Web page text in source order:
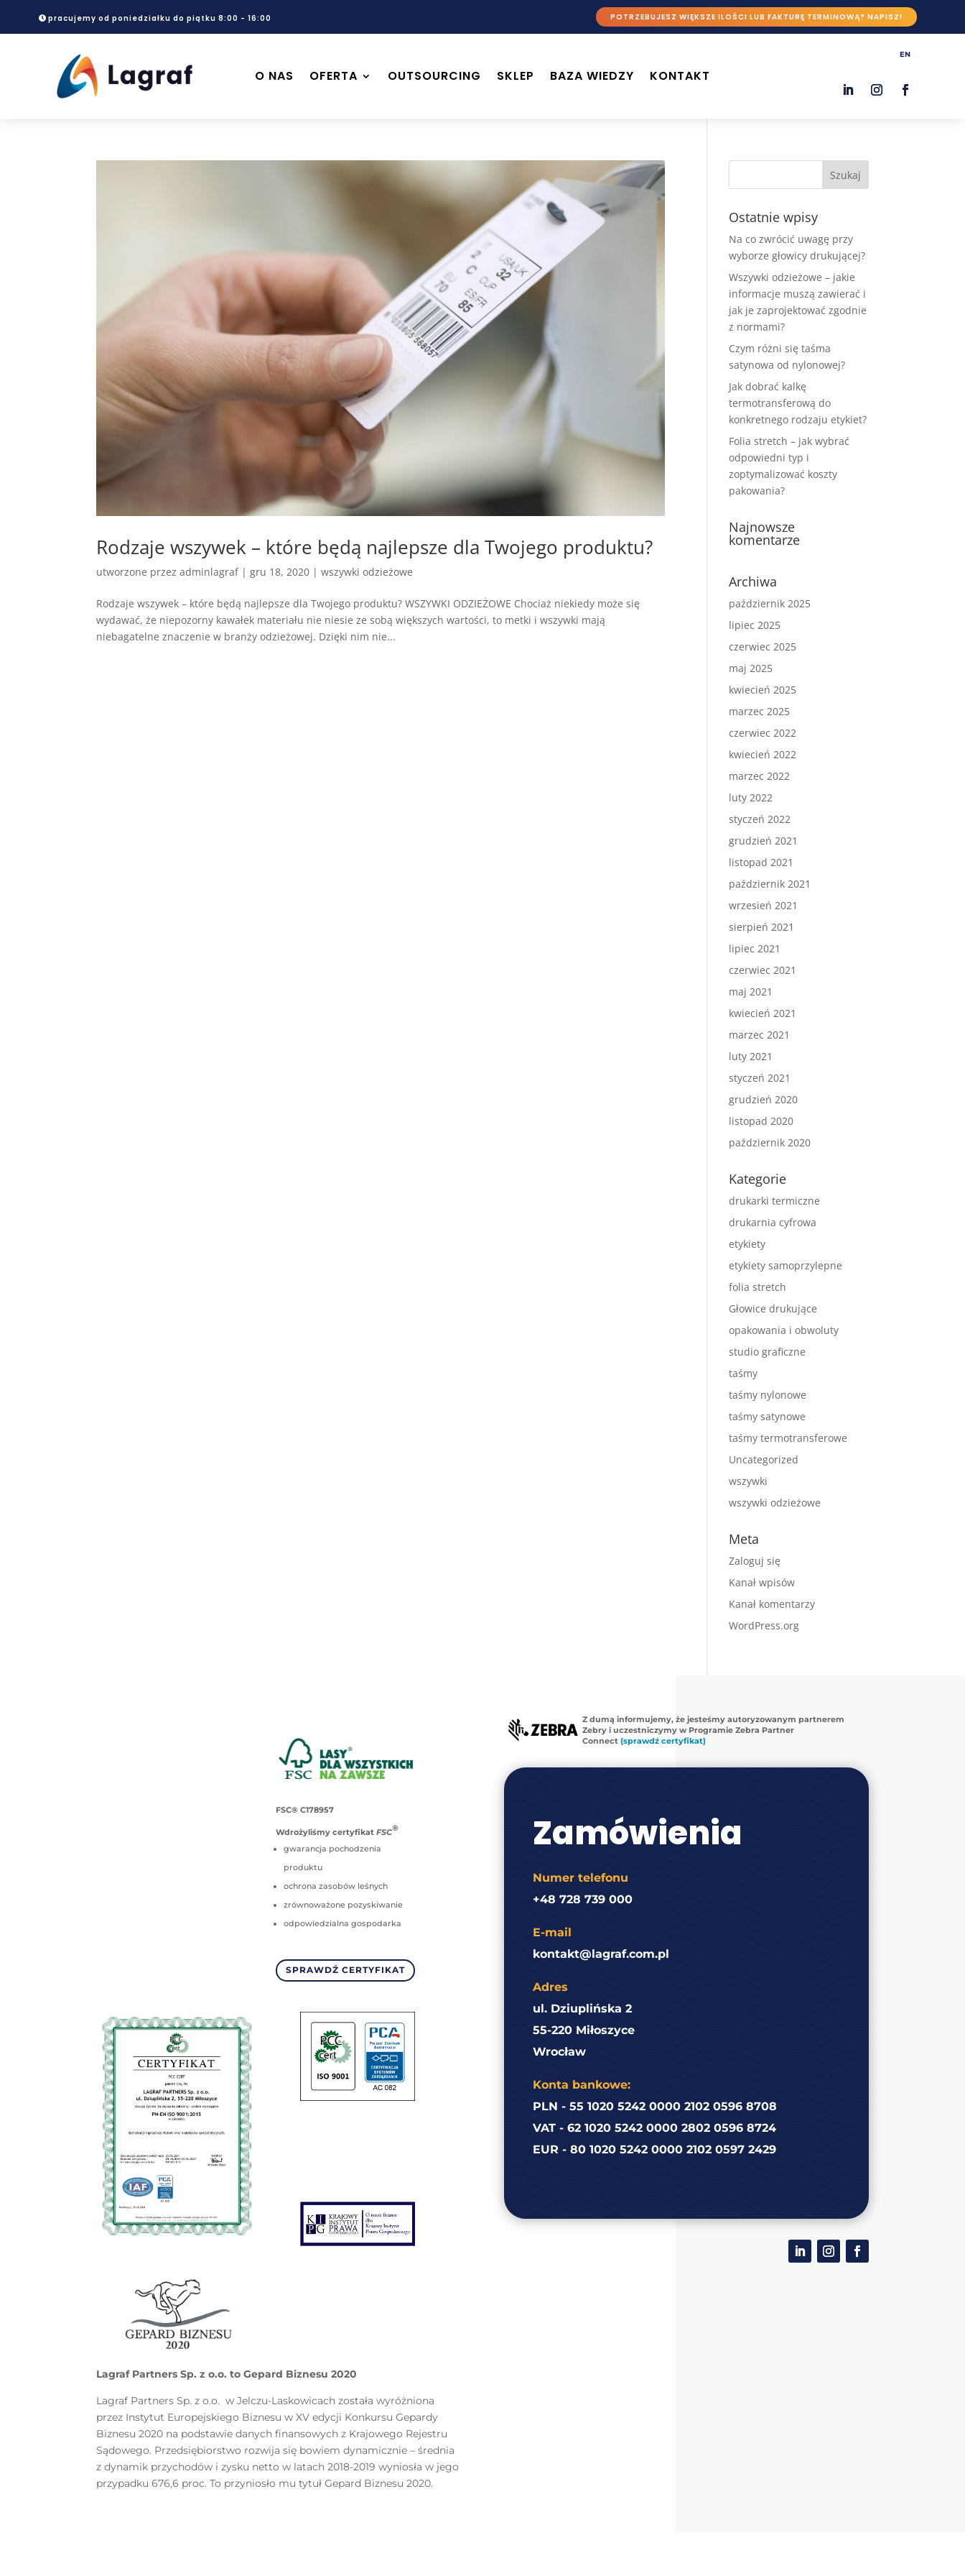
pracujemy od poniedziałku do piątku 8:00 - 16:00 POTRZEBUJESZ WIĘKSZE ILOŚCI LUB FAKTURĘ TERMINOWĄ? NAPISZ!
O NAS OFERTA OUTSOURCING SKLEP BAZA WIEDZY KONTAKT
EN
Rodzaje wszywek – które będą najlepsze dla Twojego produktu?
utworzone przezadminlagraf|gru 18, 2020 |wszywki odzieżowe
Rodzaje wszywek – które będą najlepsze dla Twojego produktu? WSZYWKI ODZIEŻOWE Chociaż niekiedy może się
wydawać, że niepozorny kawałek materiału nie niesie ze sobą większych wartości, to metki i wszywki mają
niebagatelne znaczenie w branży odzieżowej. Dzięki nim nie...
Ostatnie wpisy
Na co zwrócić uwagę przy
wyborze głowicy drukującej?
Wszywki odzieżowe – jakie
informacje muszą zawierać i
jak je zaprojektować zgodnie
z normami?
Czym różni się taśma
satynowa od nylonowej?
Jak dobrać kalkę
termotransferową do
konkretnego rodzaju etykiet?
Folia stretch – jak wybrać
odpowiedni typ i
zoptymalizować koszty
pakowania?
Najnowsze
komentarze
Archiwa
październik 2025
lipiec 2025
czerwiec 2025
maj 2025
kwiecień 2025
marzec 2025
czerwiec 2022
kwiecień 2022
marzec 2022
luty 2022
styczeń 2022
grudzień 2021
listopad 2021
październik 2021
wrzesień 2021
sierpień 2021
lipiec 2021
czerwiec 2021
maj 2021
kwiecień 2021
marzec 2021
luty 2021
styczeń 2021
grudzień 2020
listopad 2020
październik 2020
Kategorie
drukarki termiczne
drukarnia cyfrowa
etykiety
etykiety samoprzylepne
folia stretch
Głowice drukujące
opakowania i obwoluty
studio graficzne
taśmy
taśmy nylonowe
taśmy satynowe
taśmy termotransferowe
Uncategorized
wszywki
wszywki odzieżowe
Meta
Zaloguj się
Kanał wpisów
Kanał komentarzy
WordPress.org
FSC® C178957
Wdrożyliśmy certyfikat FSC®
gwarancja pochodzenia
produktu
ochrona zasobów leśnych
zrównoważone pozyskiwanie
odpowiedzialna gospodarka
SPRAWDŹ CERTYFIKAT
Lagraf Partners Sp. z o.o. to Gepard Biznesu 2020
Lagraf Partners Sp. z o.o. w Jelczu-Laskowicach została wyróżniona
przez Instytut Europejskiego Biznesu w XV edycji Konkursu Gepardy
Biznesu 2020 na podstawie danych finansowych z Krajowego Rejestru
Sądowego. Przedsiębiorstwo rozwija się bowiem dynamicznie – średnia
z dynamik przychodów i zysku netto w latach 2018-2019 wyniosła w jego
przypadku 676,6 proc. To przyniosło mu tytuł Gepard Biznesu 2020.
Z dumą informujemy, że jesteśmy autoryzowanym partnerem
Zebry i uczestniczymy w Programie Zebra Partner
Connect (sprawdź certyfikat)
Zamówienia
Numer telefonu
+48 728 739 000
E-mail
kontakt@lagraf.com.pl
Adres
ul. Dziuplińska 2
55-220 Miłoszyce
Wrocław
Konta bankowe:
PLN - 55 1020 5242 0000 2102 0596 8708
VAT - 62 1020 5242 0000 2802 0596 8724
EUR - 80 1020 5242 0000 2102 0597 2429